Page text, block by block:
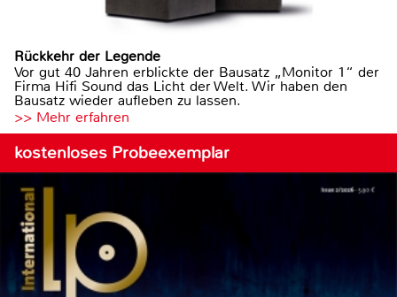
Rückkehr der Legende
Vor gut 40 Jahren erblickte der Bausatz „Monitor 1“ der
Firma Hifi Sound das Licht der Welt. Wir haben den
Bausatz wieder aufleben zu lassen.
>> Mehr erfahren
kostenloses Probeexemplar